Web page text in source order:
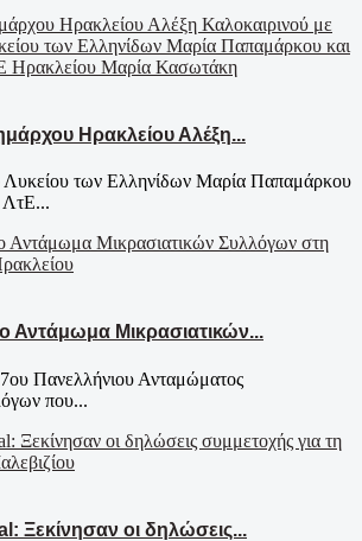
Ηρακλείου Αλέξη...
των Ελληνίδων Μαρία Παπαμάρκου
ΛτΕ...
Αντάμωμα Μικρασιατικών...
7ου Πανελλήνιου Ανταμώματος
που...
Ξεκίνησαν οι δηλώσεις...